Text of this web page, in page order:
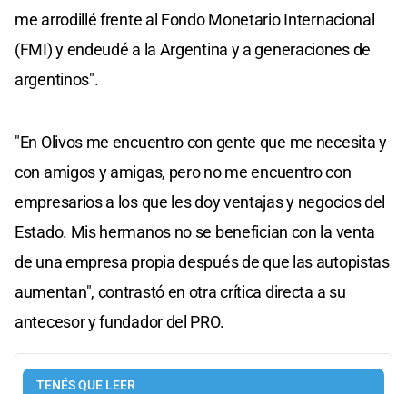
me arrodillé frente al Fondo Monetario Internacional
(FMI) y endeudé a la Argentina y a generaciones de
argentinos".
"En Olivos me encuentro con gente que me necesita y
con amigos y amigas, pero no me encuentro con
empresarios a los que les doy ventajas y negocios del
Estado. Mis hermanos no se benefician con la venta
de una empresa propia después de que las autopistas
aumentan", contrastó en otra crítica directa a su
antecesor y fundador del PRO.
TENÉS QUE LEER